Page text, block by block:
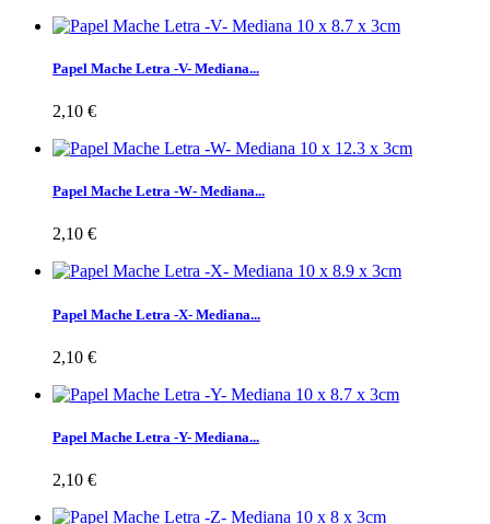
Papel Mache Letra -V- Mediana...
2,10 €
Papel Mache Letra -W- Mediana...
2,10 €
Papel Mache Letra -X- Mediana...
2,10 €
Papel Mache Letra -Y- Mediana...
2,10 €